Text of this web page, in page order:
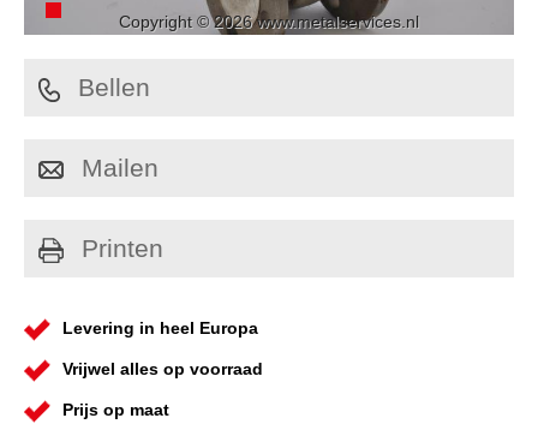
Copyright © 2026 www.metalservices.nl
Bellen
Mailen
Printen
Levering in heel Europa
Vrijwel alles op voorraad
Prijs op maat